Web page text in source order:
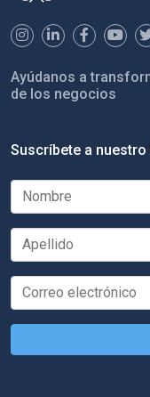
Ayúdanos a
de los negocios
Suscríbete a